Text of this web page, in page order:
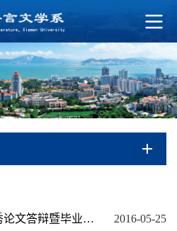
2016-05-25
中文系召开本科生优秀论文答辩暨毕业实习动员大会